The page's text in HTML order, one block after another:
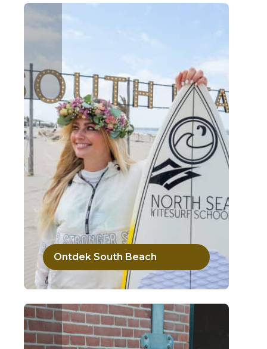
Ontdek South Beach